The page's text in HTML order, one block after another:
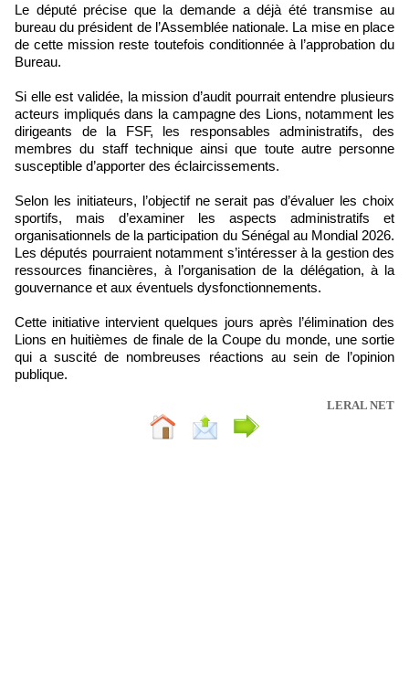
Le député précise que la demande a déjà été transmise au
bureau du président de l’Assemblée nationale. La mise en place
de cette mission reste toutefois conditionnée à l’approbation du
Bureau.
Si elle est validée, la mission d’audit pourrait entendre plusieurs
acteurs impliqués dans la campagne des Lions, notamment les
dirigeants de la FSF, les responsables administratifs, des
membres du staff technique ainsi que toute autre personne
susceptible d’apporter des éclaircissements.
Selon les initiateurs, l’objectif ne serait pas d’évaluer les choix
sportifs, mais d’examiner les aspects administratifs et
organisationnels de la participation du Sénégal au Mondial 2026.
Les députés pourraient notamment s’intéresser à la gestion des
ressources financières, à l’organisation de la délégation, à la
gouvernance et aux éventuels dysfonctionnements.
Cette initiative intervient quelques jours après l’élimination des
Lions en huitièmes de finale de la Coupe du monde, une sortie
qui a suscité de nombreuses réactions au sein de l’opinion
publique.
LERAL NET